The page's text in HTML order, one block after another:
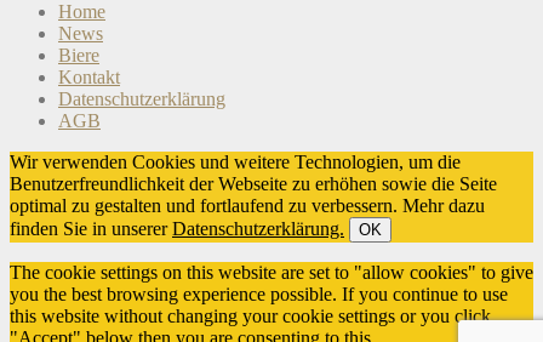
Home
News
Biere
Kontakt
Datenschutzerklärung
AGB
Wir verwenden Cookies und weitere Technologien, um die
Benutzerfreundlichkeit der Webseite zu erhöhen sowie die Seite
optimal zu gestalten und fortlaufend zu verbessern. Mehr dazu
finden Sie in unsererDatenschutzerklärung. OK
The cookie settings on this website are set to "allow cookies" to give
you the best browsing experience possible. If you continue to use
this website without changing your cookie settings or you click